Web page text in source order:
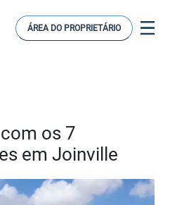
ÁREA DO PROPRIETÁRIO
os 7
em Joinville